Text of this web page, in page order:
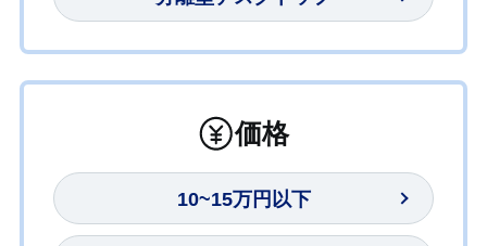
価格
10~15万円以下